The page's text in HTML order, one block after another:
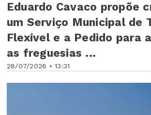
28/07/2026 • 13:31
Eduardo Cavaco propõe
um Serviço Municipal de
Flexível e a Pedido para
as freguesias ...